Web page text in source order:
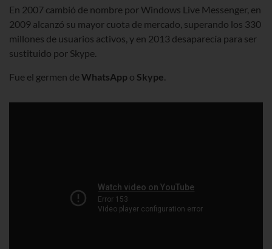
En 2007 cambió de nombre por Windows Live Messenger, en
2009 alcanzó su mayor cuota de mercado, superando los 330
millones de usuarios activos, y en 2013 desaparecía para ser
sustituido por Skype.
Fue el germen deWhatsApp o Skype.